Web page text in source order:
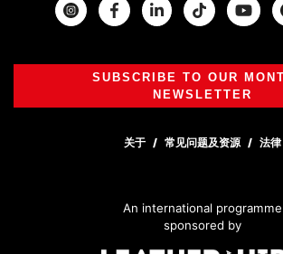
InstagramFacebook
SUBSCRIBE TO OUR
NEWSLETTER
关于 常见问题及资源 法律
An international programme
sponsored by